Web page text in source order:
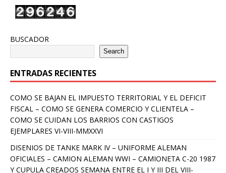
BUSCADOR
Search
ENTRADAS RECIENTES
COMO SE BAJAN EL IMPUESTO TERRITORIAL Y EL DEFICIT
FISCAL – COMO SE GENERA COMERCIO Y CLIENTELA –
COMO SE CUIDAN LOS BARRIOS CON CASTIGOS
EJEMPLARES VI-VIII-MMXXVI
DISENIOS DE TANKE MARK IV – UNIFORME ALEMAN
OFICIALES – CAMION ALEMAN WWI – CAMIONETA C-20 1987
Y CUPULA CREADOS SEMANA ENTRE EL I Y III DEL VIII-